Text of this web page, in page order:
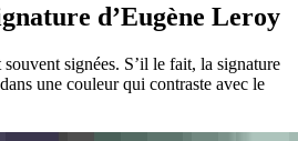
d’Eugène Leroy
signées. S’il le fait, la signature
une couleur qui contraste avec le